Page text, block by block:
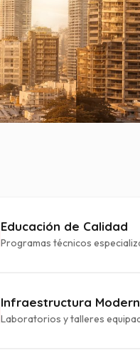
Educación de Calidad
Programas técnicos
Infraestructura
Laboratorios y talleres